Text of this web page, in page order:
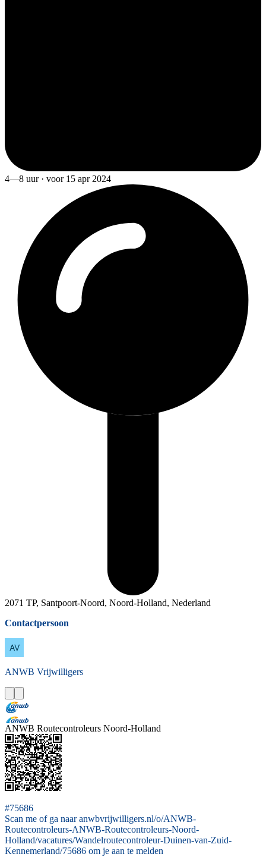
4—8 uur · voor 15 apr 2024
2071 TP, Santpoort-Noord, Noord-Holland, Nederland
Contactpersoon
ANWB Vrijwilligers
ANWB Routecontroleurs Noord-Holland
#75686
Scan me of ga naar anwbvrijwilligers.nl/o/ANWB-
Routecontroleurs-ANWB-Routecontroleurs-Noord-
Holland/vacatures/Wandelroutecontroleur-Duinen-van-Zuid-
Kennemerland/75686 om je aan te melden